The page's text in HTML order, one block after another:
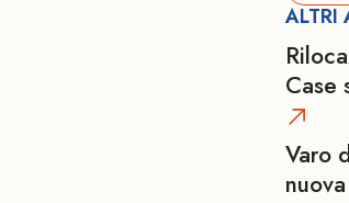
ALTRI
Case
Varo